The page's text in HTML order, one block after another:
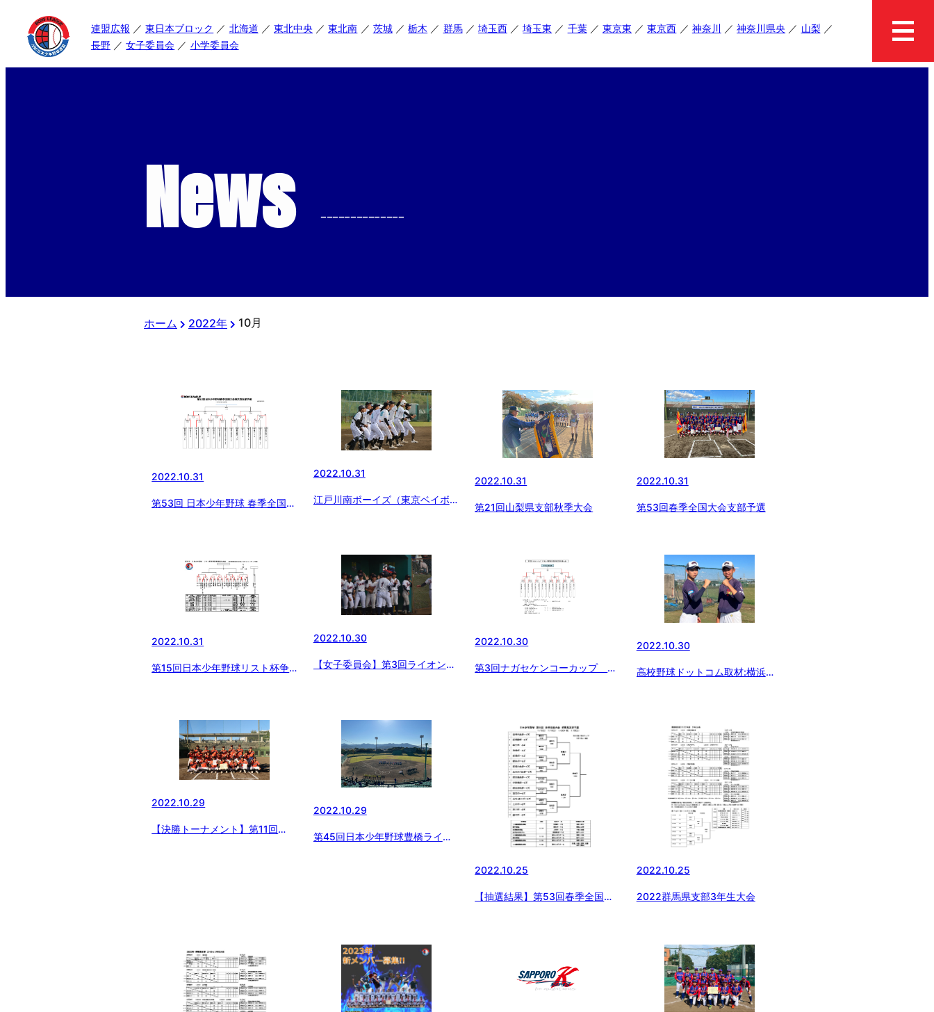
連盟広報 東日本ブロック 北海道 東北中央 東北南 茨城 栃木 群馬 埼玉西 埼玉東 千葉 東京東 東京西 神奈川 神奈川県央
山梨
長野
女子委員会 小学委員会
News --------------
ホーム 2022年 10月
2022.10.31
第53回 日本少年野球 春季全国大
2022.10.31
江戸川南ボーイズ（東京ベイボー
2022.10.31
第21回山梨県支部秋季大会
2022.10.31
第53回春季全国大会支部予選
2022.10.31
第15回日本少年野球リスト杯争
2022.10.30
【女子委員会】第3回ライオンズ
2022.10.30
第3回ナガセケンコーカップ 日
2022.10.30
高校野球ドットコム取材:横浜泉
2022.10.29
【決勝トーナメント】第11回
2022.10.29
第45回日本少年野球豊橋ライオ
2022.10.25
【抽選結果】第53回春季全国大
2022.10.25
2022群馬県支部3年生大会